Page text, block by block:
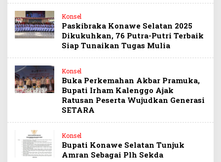
Konsel
Paskibraka Konawe Selatan 2025
Dikukuhkan, 76 Putra-Putri Terbaik
Siap Tunaikan Tugas Mulia
Konsel
Buka Perkemahan Akbar Pramuka,
Bupati Irham Kalenggo Ajak
Ratusan Peserta Wujudkan Generasi
SETARA
Konsel
Bupati Konawe Selatan Tunjuk
Amran Sebagai Plh Sekda